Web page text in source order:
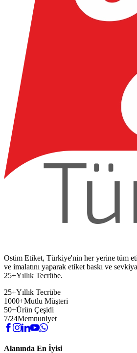
Ostim Etiket, Türkiye'nin her yerine tüm
ve imalatını yaparak etiket baskı ve
25+Yıllık Tecrübe.
25+Yıllık Tecrübe
1000+Mutlu Müşteri
50+Ürün Çeşidi
7/24Memnuniyet
Alanında En İyisi